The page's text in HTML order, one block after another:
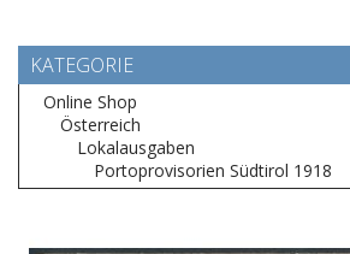
der
KATEGORIE
Online Shop
Österreich
Lokalausgaben
Portoprovisorien Südtirol 1918